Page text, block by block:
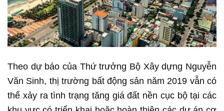
Theo dự báo của Thứ trưởng Bộ Xây dựng Nguyễn
Văn Sinh, thị trường bất động sản năm 2019 vẫn có
thể xảy ra tình trạng tăng giá đất nền cục bộ tại các